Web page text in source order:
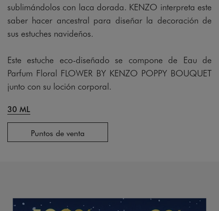
sublimándolos con laca dorada. KENZO interpreta este
saber hacer ancestral para diseñar la decoración de
sus estuches navideños.
Este estuche eco-diseñado se compone de Eau de
Parfum Floral FLOWER BY KENZO POPPY BOUQUET
junto con su loción corporal.
30 ML
Puntos de venta